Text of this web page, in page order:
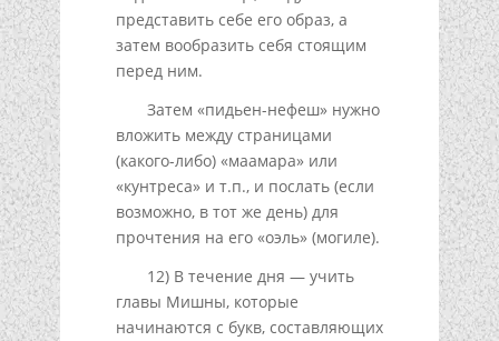
представить себе его образ, а
затем вообразить себя стоящим
перед ним.
Затем «пидьен-нефеш» нужно
вложить между страницами
(какого-либо) «маамара» или
«кунтреса» и т.п., и послать (если
возможно, в тот же день) для
прочтения на его «оэль» (могиле).
12) В течение дня — учить
главы Мишны, которые
начинаются с букв, составляющих